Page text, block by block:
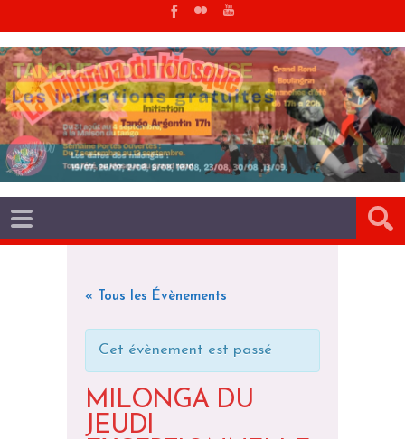
« Tous les Évènements
Cet évènement est passé
MILONGA DU
JEUDI